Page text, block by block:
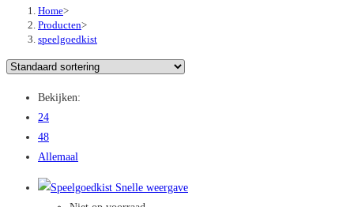
Home>
Producten>
speelgoedkist
Bekijken:
24
48
Allemaal
Snelle weergave